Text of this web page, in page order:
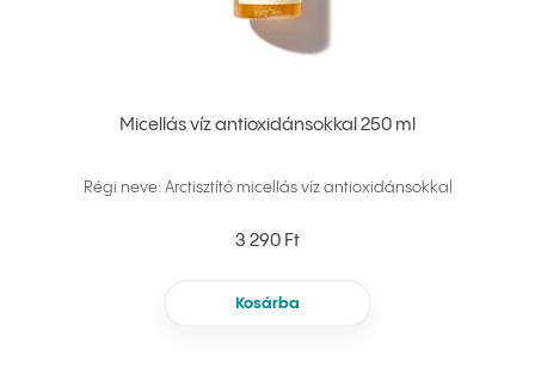
Micellás víz antioxidánsokkal 250 ml
Régi neve: Arctisztító micellás víz antioxidánsokkal
3 290 Ft
Kosárba